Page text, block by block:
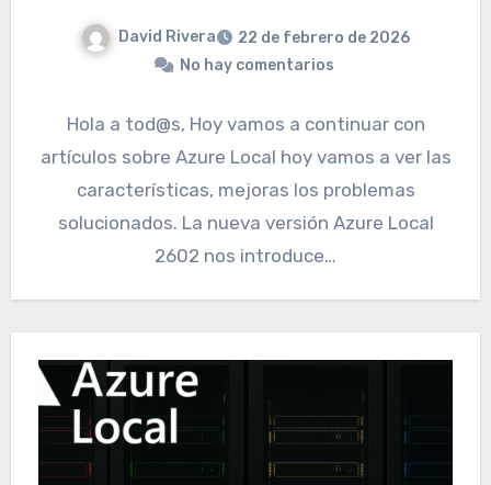
David Rivera
22 de febrero de 2026
No hay comentarios
Hola a tod@s, Hoy vamos a continuar con
artículos sobre Azure Local hoy vamos a ver las
características, mejoras los problemas
solucionados. La nueva versión Azure Local
2602 nos introduce…